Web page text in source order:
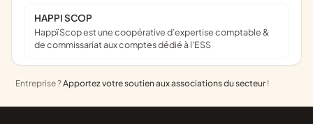
HAPPI SCOP
Happï Scop est une coopérative d’expertise comptable &
de commissariat aux comptes dédié à l'ESS
Entreprise ?Apportez votre soutien aux associations du secteur !